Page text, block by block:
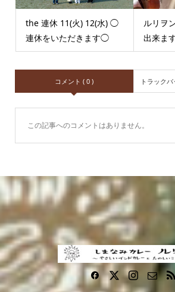
the 連休 11(火) 12(水) ◯
連休をいただきます◯
ルリヲ
出来ま
コメント ( 0 ) トラック
この記事へのコメントはありません。